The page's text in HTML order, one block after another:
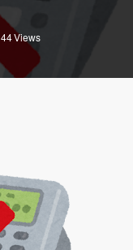
44 Views